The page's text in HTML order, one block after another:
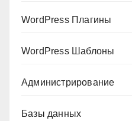
WordPress Плагины
WordPress Шаблоны
Администрирование
Базы данных